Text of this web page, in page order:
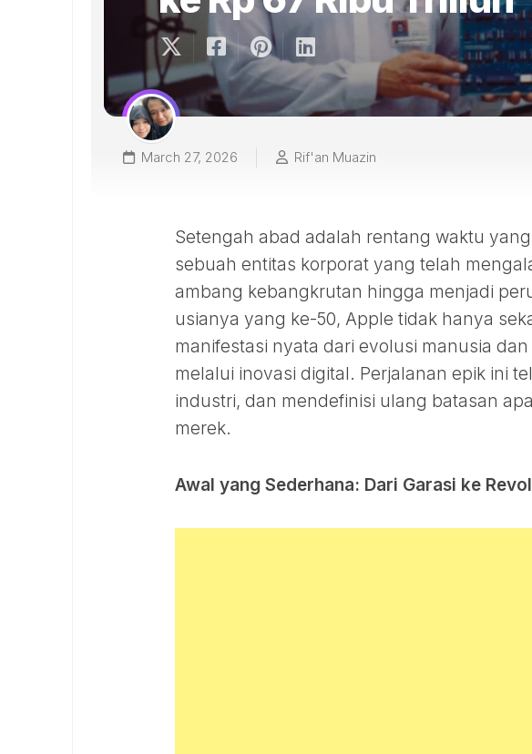
March 27, 2026 Rif'an Muazin
Setengah abad adalah rentang waktu
sebuah entitas korporat yang telah
ambang kebangkrutan hingga menjadi
usianya yang ke-50, Apple tidak hanya
manifestasi nyata dari evolusi manusia
melalui inovasi digital. Perjalanan epik ini
industri, dan mendefinisi ulang batasan
merek.
Awal yang Sederhana: Dari Garasi ke